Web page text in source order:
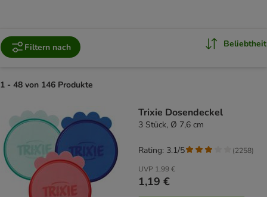
Filtern nach Beliebtheit
1 - 48 von 146 Produkte
Trixie Dosendeckel
3 Stück, Ø 7,6 cm
UVP 1,99 €
1,19 €
Rating: 3.1/5 (2258)